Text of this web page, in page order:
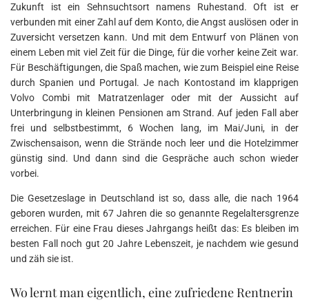
Zukunft ist ein Sehnsuchtsort namens Ruhestand. Oft ist er
verbunden mit einer Zahl auf dem Konto, die Angst auslösen oder in
Zuversicht versetzen kann. Und mit dem Entwurf von Plänen von
einem Leben mit viel Zeit für die Dinge, für die vorher keine Zeit war.
Für Beschäftigungen, die Spaß machen, wie zum Beispiel eine Reise
durch Spanien und Portugal. Je nach Kontostand im klapprigen
Volvo Combi mit Matratzenlager oder mit der Aussicht auf
Unterbringung in kleinen Pensionen am Strand. Auf jeden Fall aber
frei und selbstbestimmt, 6 Wochen lang, im Mai/Juni, in der
Zwischensaison, wenn die Strände noch leer und die Hotelzimmer
günstig sind. Und dann sind die Gespräche auch schon wieder
vorbei.
Die Gesetzeslage in Deutschland ist so, dass alle, die nach 1964
geboren wurden, mit 67 Jahren die so genannte Regelaltersgrenze
erreichen. Für eine Frau dieses Jahrgangs heißt das: Es bleiben im
besten Fall noch gut 20 Jahre Lebenszeit, je nachdem wie gesund
und zäh sie ist.
Wo lernt man eigentlich, eine zufriedene Rentnerin